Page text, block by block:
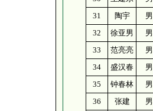
31
陶宇 男
32
徐亚男 男
33
范亮亮 男
34
盛汉春 男
35
钟春林 男
36
张建 男